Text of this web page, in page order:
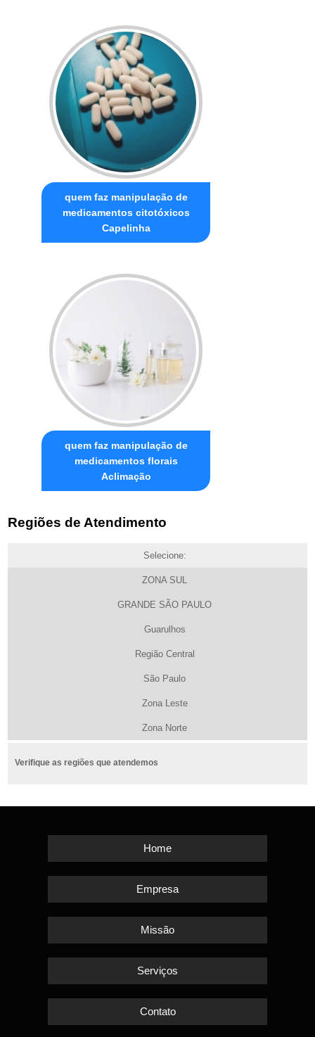
quem faz manipulação de
medicamentos citotóxicos
Capelinha
quem faz manipulação de
medicamentos florais
Aclimação
Regiões de Atendimento
Selecione:
ZONA SUL
GRANDE SÃO PAULO
Guarulhos
Região Central
São Paulo
Zona Leste
Zona Norte
Verifique as regiões que atendemos
Home
Empresa
Missão
Serviços
Contato